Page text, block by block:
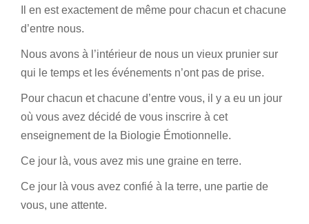
Il en est exactement de même pour chacun et chacune
d’entre nous.
Nous avons à l’intérieur de nous un vieux prunier sur
qui le temps et les événements n’ont pas de prise.
Pour chacun et chacune d’entre vous, il y a eu un jour
où vous avez décidé de vous inscrire à cet
enseignement de la Biologie Émotionnelle.
Ce jour là, vous avez mis une graine en terre.
Ce jour là vous avez confié à la terre, une partie de
vous, une attente.